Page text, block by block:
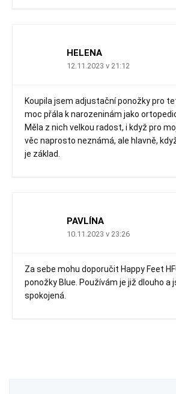
HELENA
12.11.2023 v 21:12
Koupila jsem adjustační ponožky pro
moc přála k narozeninám jako
Měla z nich velkou radost, i když pro
věc naprosto neznámá, ale hlavně,
je základ.
PAVLÍNA
10.11.2023 v 23:26
Za sebe mohu doporučit Happy Feet
ponožky Blue. Používám je již dlouho a
spokojená.